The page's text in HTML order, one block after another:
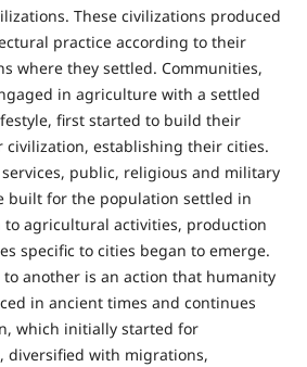
These civilizations produced
practice according to their
where they settled. Communities,
in agriculture with a settled
first started to build their
establishing their cities.
public, religious and military
built for the population settled in
agricultural activities, production
specific to cities began to emerge.
to another is an action that humanity
in ancient times and continues
which initially started for
diversified with migrations,